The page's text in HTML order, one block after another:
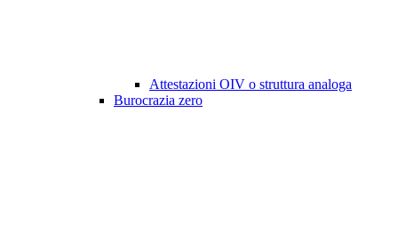
Attestazioni OIV o struttura analoga
Burocrazia zero